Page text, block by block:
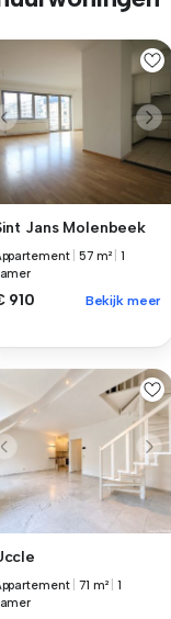
Jans Molenbeek
|57 m² |1
910 Bekijk meer
|71 m² |1